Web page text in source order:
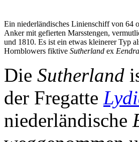
Ein niederländisches Linienschiff von 64
Anker mit gefierten Marsstengen,
und 1810. Es ist ein etwas kleinerer Typ
Hornblowers fiktive Sutherland ex
Die Sutherland
der Fregatte
niederländische